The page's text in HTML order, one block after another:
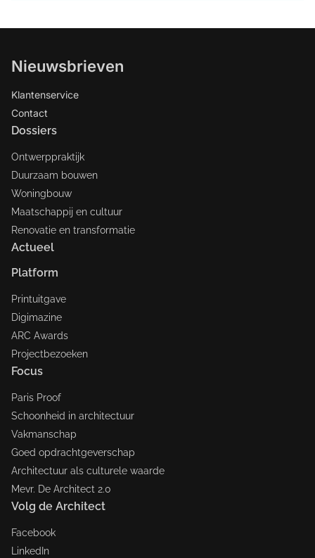
Nieuwsbrieven
Klantenservice
Contact
Dossiers
Ontwerppraktijk
Duurzaam bouwen
Woningbouw
Maatschappij en cultuur
Renovatie en transformatie
Actueel
Platform
Printuitgave
Digimazine
ARC Awards
Projectbezoeken
Focus
Paris Proof
Schoonheid in architectuur
Vakmanschap
Goed opdrachtgeverschap
Architectuur als culturele waarde
Mevr. De Architect 2.0
Volg de Architect
Facebook
LinkedIn